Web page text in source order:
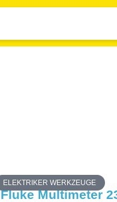
ELEKTRIKER WERKZEUGE
Fluke Multimeter